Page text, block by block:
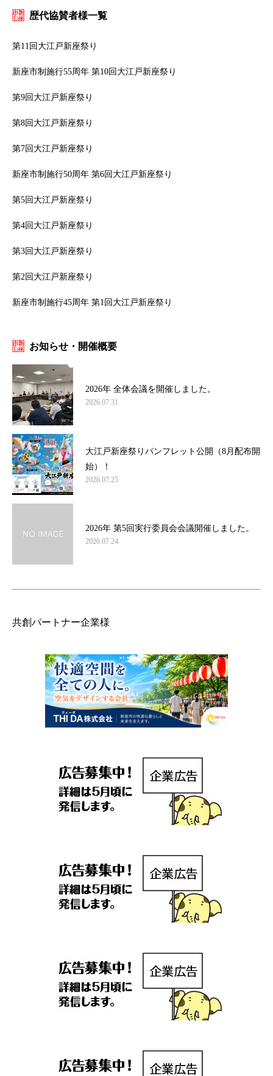
歴代協賛者様一覧
第11回大江戸新座祭り
新座市制施行55周年 第10回大江戸新座祭り
第9回大江戸新座祭り
第8回大江戸新座祭り
第7回大江戸新座祭り
新座市制施行50周年 第6回大江戸新座祭り
第5回大江戸新座祭り
第4回大江戸新座祭り
第3回大江戸新座祭り
第2回大江戸新座祭り
新座市制施行45周年 第1回大江戸新座祭り
お知らせ・開催概要
2026年 全体会議を開催しました。
2026.07.31
大江戸新座祭りパンフレット公開（8月配布開
始）！
2026.07.25
2026年 第5回実行委員会会議開催しました。
2026.07.24
共創パートナー企業様